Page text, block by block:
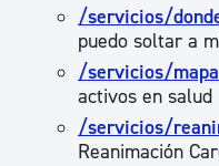
/servicios/
puedo soltar a
/servicios/
activos en salud
/servicios/
Reanimación